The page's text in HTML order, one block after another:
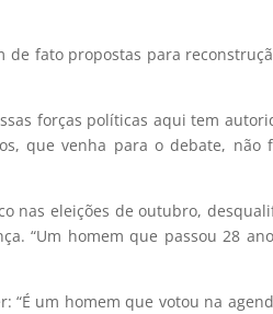
fato propostas para
forças políticas aqui tem
que venha para o debate, não
nas eleições de outubro,
“Um homem que passou 28
“É um homem que votou na